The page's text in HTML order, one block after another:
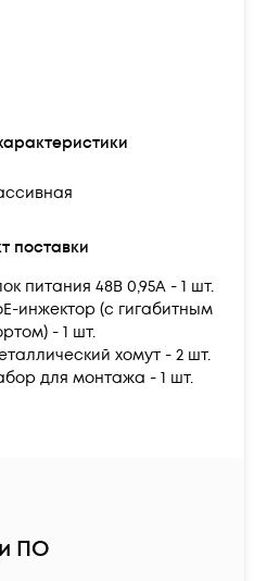
поставки
питания 48В 0,95А - 1 шт.
инжектор (с гигабитным
- 1 шт.
хомут - 2 шт.
для монтажа - 1 шт.
ПО